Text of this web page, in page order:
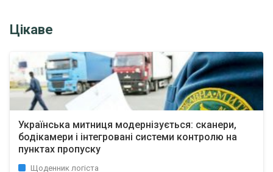
Цікаве
Українська митниця модернізується: сканери,
бодікамери і інтегровані системи контролю на
пунктах пропуску
Щоденник логіста